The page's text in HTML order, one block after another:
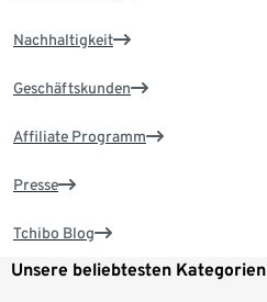
Nachhaltigkeit
Geschäftskunden
Affiliate Programm
Presse
Tchibo Blog
Unsere beliebtesten Kategorien